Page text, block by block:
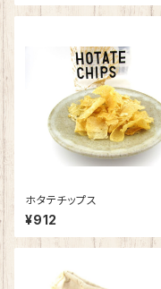
ホタテチップス
¥912